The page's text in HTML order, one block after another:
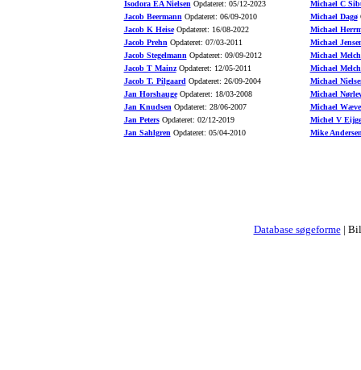
Isodora EA Nielsen Opdateret: 05/12-2023
Jacob Beermann Opdateret: 06/09-2010
Jacob K HeiseOpdateret: 16/08-2022
Jacob Prehn Opdateret: 07/03-2011
Jacob Stegelmann Opdateret: 09/09-2012
Jacob T MainzOpdateret: 12/05-2011
Jacob T. Pilgaard Opdateret: 26/09-2004
Jan HorshaugeOpdateret: 18/03-2008
Jan Knudsen Opdateret: 28/06-2007
Jan PetersOpdateret: 02/12-2019
Jan Sahlgren Opdateret: 05/04-2010
Michael C
Michael Dagø
Michael
Michael
Michael
Michael
Michael
Michael
Michael
Michel V
Mike
Database søgeforme|